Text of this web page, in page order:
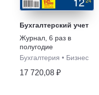
Бухгалтерский учет
Журнал 6 раз в
полугодие
Бухгалтерия • Бизнес
17 720,08 ₽